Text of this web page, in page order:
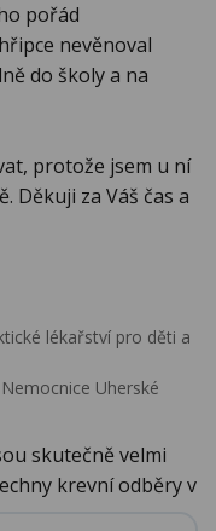
pořád
nevěnoval
do školy a na
protože jsem u ní
Děkuji za Váš čas a
lékařství pro děti a
Uherské
skutečně velmi
krevní odběry v